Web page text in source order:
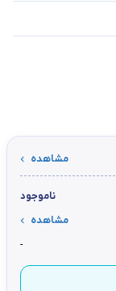
مشاهده
ناموجود
مشاهده
-